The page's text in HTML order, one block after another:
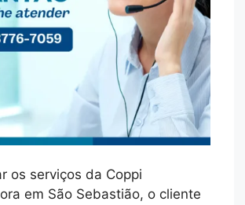
os serviços da Coppi
em São Sebastião, o cliente